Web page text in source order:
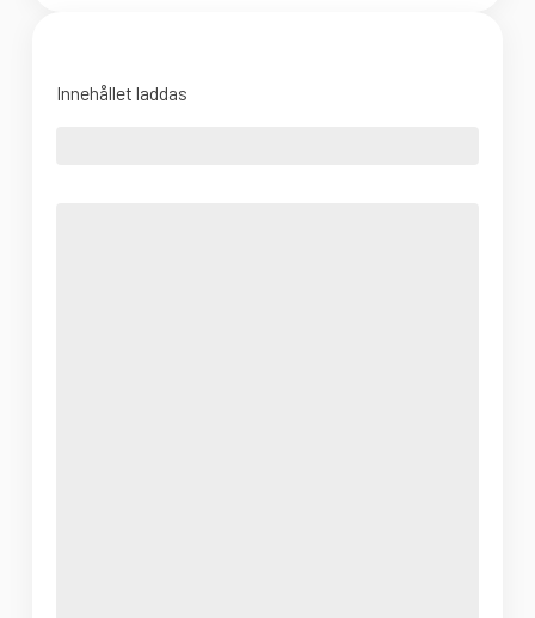
Innehållet laddas